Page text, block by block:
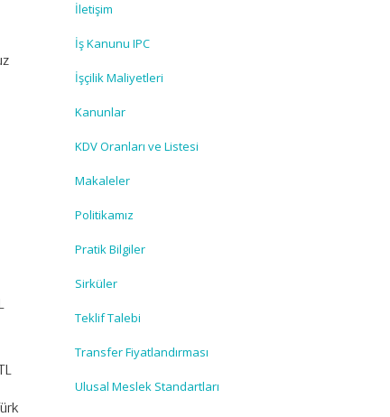
İletişim
İş Kanunu IPC
İşçilik Maliyetleri
Kanunlar
KDV Oranları ve Listesi
Makaleler
Politikamız
Pratik Bilgiler
Sirküler
Teklif Talebi
Transfer Fiyatlandırması
Ulusal Meslek Standartları